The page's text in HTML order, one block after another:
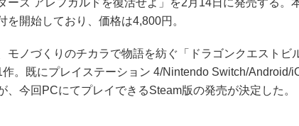
ーズ アレフガルドを復活せよ」を2月14日に発売する。
を開始しており、価格は4,800円。
ノづくりのチカラで物語を紡ぐ「ドラゴンクエストビ
作。既にプレイステーション 4/Nintendo Switch/Android/
、今回PCにてプレイできるSteam版の発売が決定した。